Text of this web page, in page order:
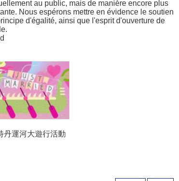
au public, mais de manière encore plus
Nous espérons mettre en évidence le soutien
d'égalité, ainsi que l'esprit d'ouverture de
丹運河大遊行活動